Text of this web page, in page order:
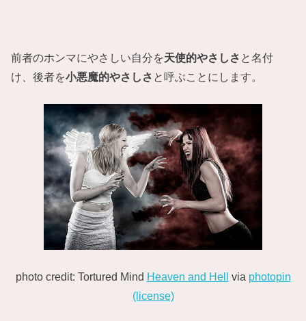
前者のホンマにやさしい自分を天使的やさしさ と名付
け、後者を小悪魔的やさしさ と呼ぶことにします。
photo credit: Tortured Mind Heaven and Hell via photopin
(license)